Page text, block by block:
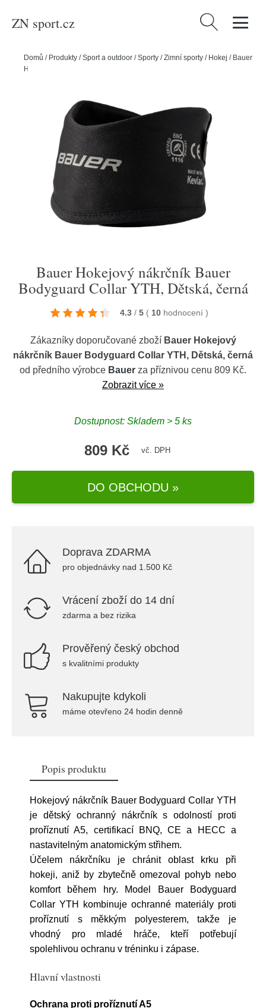
ZN sport.cz Vyhledávání
Domů / Produkty /Sport a outdoor /Sporty /Zimní sporty / Hokej / Bauer
Hokejový nákrčník Bauer Bodyguard Collar YTH, Dětská, černá
Bauer Hokejový nákrčník Bauer
Bodyguard Collar YTH, Dětská, černá
4.3 / 5 ( 10 hodnocení )
Zákazníky doporučované zboží Bauer Hokejový
nákrčník Bauer Bodyguard Collar YTH, Dětská, černá
od předního výrobce Bauer za příznivou cenu 809 Kč.
Zobrazit více »
Dostupnost: Skladem > 5 ks
809 Kč vč. DPH
DO OBCHODU »
Doprava ZDARMA
pro objednávky nad 1.500 Kč
Vrácení zboží do 14 dní
zdarma a bez rizika
Prověřený český obchod
s kvalitními produkty
Nakupujte kdykoli
máme otevřeno 24 hodin denně
Popis produktu
Hokejový nákrčník Bauer Bodyguard Collar YTH
je dětský ochranný nákrčník s odolností proti
proříznutí A5, certifikací BNQ, CE a HECC a
nastavitelným anatomickým střihem.
Účelem nákrčníku je chránit oblast krku při
hokeji, aniž by zbytečně omezoval pohyb nebo
komfort během hry. Model Bauer Bodyguard
Collar YTH kombinuje ochranné materiály proti
proříznutí s měkkým polyesterem, takže je
vhodný pro mladé hráče, kteří potřebují
spolehlivou ochranu v tréninku i zápase.
Hlavní vlastnosti
Ochrana proti proříznutí A5